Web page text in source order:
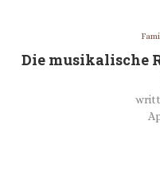
Die musikalische